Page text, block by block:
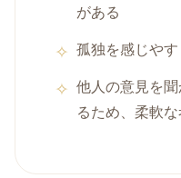
がある
孤独を感じや
他人の意見を
るため、柔軟